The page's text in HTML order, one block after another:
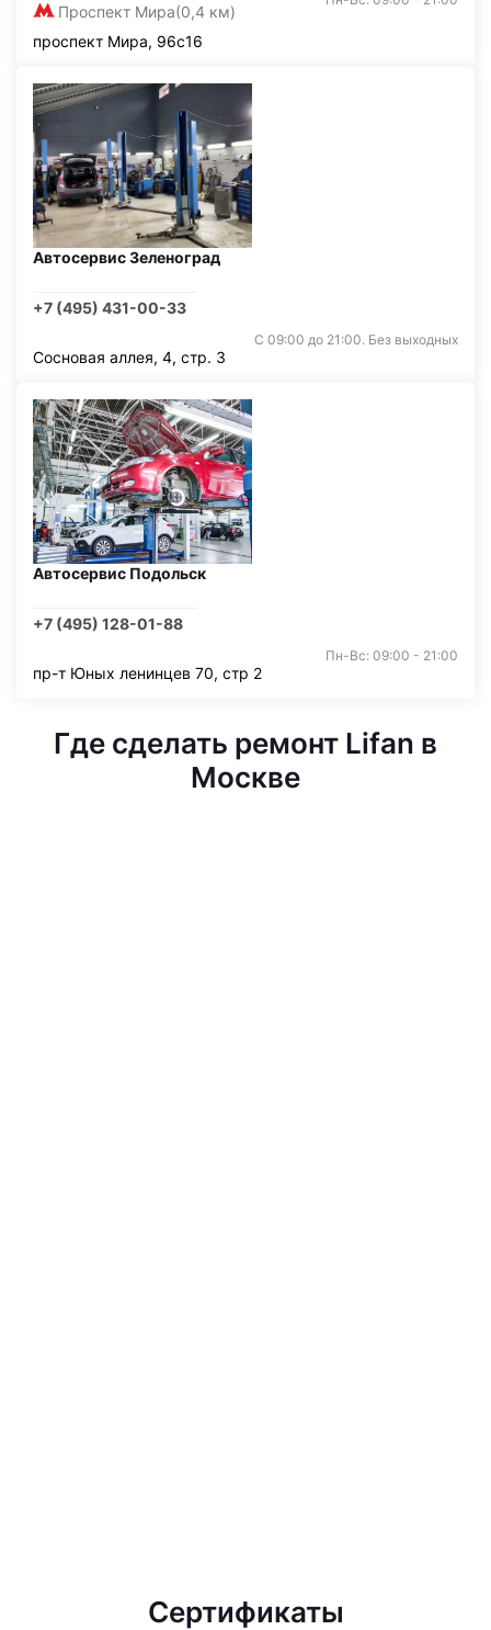
Проспект Мира(0,4 км)
проспект Мира, 96с16
Автосервис Зеленоград
+7 (495) 431-00-33
С 09:00 до 21:00. Без выходных
Сосновая аллея, 4, стр. 3
Автосервис Подольск
+7 (495) 128-01-88
Пн-Вс: 09:00 - 21:00
пр-т Юных ленинцев 70, стр 2
Где сделать ремонт Lifan в
Москве
Сертификаты